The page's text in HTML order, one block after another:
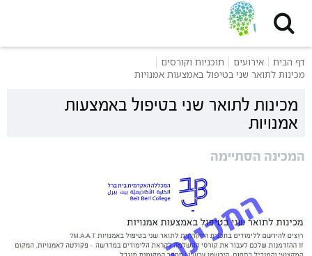
דף הבית אירועים
תוכניות וקורסים
מכינות לתואר שני בטיפול באמצעות אמנויות
מכינות לתואר שני בטיפול באמצעות
אמנויות
המכינה הסתיימה